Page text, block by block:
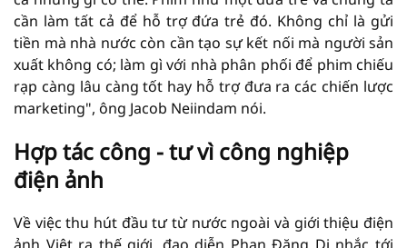
cần làm tất cả để hỗ trợ đứa trẻ đó. Không chỉ là gửi
tiền mà nhà nước còn cần tạo sự kết nối mà người sản
xuất không có; làm gì với nhà phân phối để phim chiếu
rạp càng lâu càng tốt hay hỗ trợ đưa ra các chiến lược
marketing", ông Jacob Neiindam nói.
Hợp tác công - tư vì công nghiệp
điện ảnh
Về việc thu hút đầu tư từ nước ngoài và giới thiệu điện
ảnh Việt ra thế giới, đạo diễn Phan Đăng Di nhắc tới